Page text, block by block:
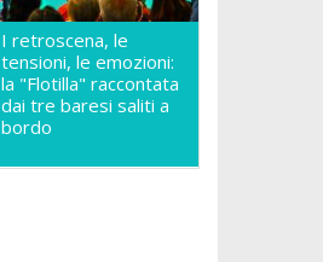
I retroscena, le
tensioni, le emozioni:
la "Flotilla" raccontata
dai tre baresi saliti a
bordo